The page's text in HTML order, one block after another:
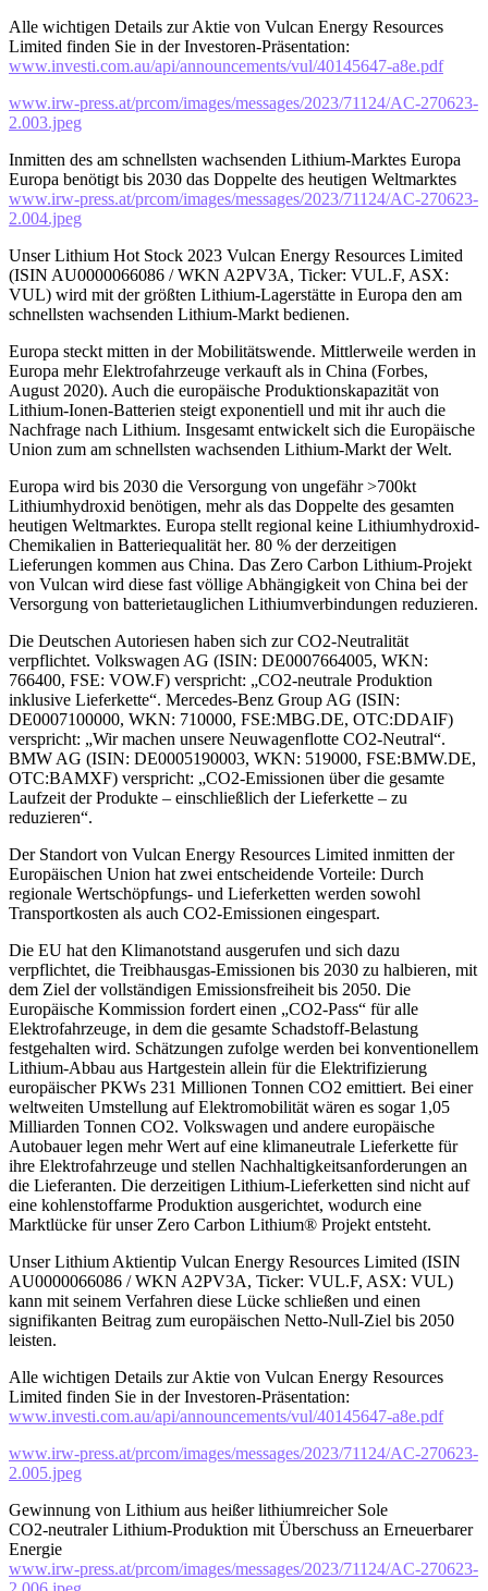
Alle wichtigen Details zur Aktie von Vulcan Energy Resources
Limited finden Sie in der Investoren-Präsentation:
www.investi.com.au/api/announcements/vul/40145647-a8e.pdf
www.irw-press.at/prcom/images/messages/2023/71124/AC-270623-
2.003.jpeg
Inmitten des am schnellsten wachsenden Lithium-Marktes Europa
Europa benötigt bis 2030 das Doppelte des heutigen Weltmarktes
www.irw-press.at/prcom/images/messages/2023/71124/AC-270623-
2.004.jpeg
Unser Lithium Hot Stock 2023 Vulcan Energy Resources Limited
(ISIN AU0000066086 / WKN A2PV3A, Ticker: VUL.F, ASX:
VUL) wird mit der größten Lithium-Lagerstätte in Europa den am
schnellsten wachsenden Lithium-Markt bedienen.
Europa steckt mitten in der Mobilitätswende. Mittlerweile werden in
Europa mehr Elektrofahrzeuge verkauft als in China (Forbes,
August 2020). Auch die europäische Produktionskapazität von
Lithium-Ionen-Batterien steigt exponentiell und mit ihr auch die
Nachfrage nach Lithium. Insgesamt entwickelt sich die Europäische
Union zum am schnellsten wachsenden Lithium-Markt der Welt.
Europa wird bis 2030 die Versorgung von ungefähr >700kt
Lithiumhydroxid benötigen, mehr als das Doppelte des gesamten
heutigen Weltmarktes. Europa stellt regional keine Lithiumhydroxid-
Chemikalien in Batteriequalität her. 80 % der derzeitigen
Lieferungen kommen aus China. Das Zero Carbon Lithium-Projekt
von Vulcan wird diese fast völlige Abhängigkeit von China bei der
Versorgung von batterietauglichen Lithiumverbindungen reduzieren.
Die Deutschen Autoriesen haben sich zur CO2-Neutralität
verpflichtet. Volkswagen AG (ISIN: DE0007664005, WKN:
766400, FSE: VOW.F) verspricht: „CO2-neutrale Produktion
inklusive Lieferkette“. Mercedes-Benz Group AG (ISIN:
DE0007100000, WKN: 710000, FSE:MBG.DE, OTC:DDAIF)
verspricht: „Wir machen unsere Neuwagenflotte CO2-Neutral“.
BMW AG (ISIN: DE0005190003, WKN: 519000, FSE:BMW.DE,
OTC:BAMXF) verspricht: „CO2-Emissionen über die gesamte
Laufzeit der Produkte – einschließlich der Lieferkette – zu
reduzieren“.
Der Standort von Vulcan Energy Resources Limited inmitten der
Europäischen Union hat zwei entscheidende Vorteile: Durch
regionale Wertschöpfungs- und Lieferketten werden sowohl
Transportkosten als auch CO2-Emissionen eingespart.
Die EU hat den Klimanotstand ausgerufen und sich dazu
verpflichtet, die Treibhausgas-Emissionen bis 2030 zu halbieren, mit
dem Ziel der vollständigen Emissionsfreiheit bis 2050. Die
Europäische Kommission fordert einen „CO2-Pass“ für alle
Elektrofahrzeuge, in dem die gesamte Schadstoff-Belastung
festgehalten wird. Schätzungen zufolge werden bei konventionellem
Lithium-Abbau aus Hartgestein allein für die Elektrifizierung
europäischer PKWs 231 Millionen Tonnen CO2 emittiert. Bei einer
weltweiten Umstellung auf Elektromobilität wären es sogar 1,05
Milliarden Tonnen CO2. Volkswagen und andere europäische
Autobauer legen mehr Wert auf eine klimaneutrale Lieferkette für
ihre Elektrofahrzeuge und stellen Nachhaltigkeitsanforderungen an
die Lieferanten. Die derzeitigen Lithium-Lieferketten sind nicht auf
eine kohlenstoffarme Produktion ausgerichtet, wodurch eine
Marktlücke für unser Zero Carbon Lithium® Projekt entsteht.
Unser Lithium Aktientip Vulcan Energy Resources Limited (ISIN
AU0000066086 / WKN A2PV3A, Ticker: VUL.F, ASX: VUL)
kann mit seinem Verfahren diese Lücke schließen und einen
signifikanten Beitrag zum europäischen Netto-Null-Ziel bis 2050
leisten.
Alle wichtigen Details zur Aktie von Vulcan Energy Resources
Limited finden Sie in der Investoren-Präsentation:
www.investi.com.au/api/announcements/vul/40145647-a8e.pdf
www.irw-press.at/prcom/images/messages/2023/71124/AC-270623-
2.005.jpeg
Gewinnung von Lithium aus heißer lithiumreicher Sole
CO2-neutraler Lithium-Produktion mit Überschuss an Erneuerbarer
Energie
www.irw-press.at/prcom/images/messages/2023/71124/AC-270623-